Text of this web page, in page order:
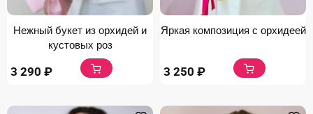
Нежный букет из орхидей и
кустовых роз
3 290 ₽
Яркая композиция с орхидеей
3 250 ₽